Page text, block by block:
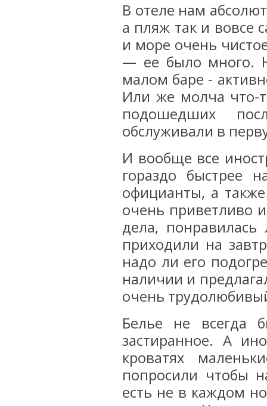
В отеле нам
а пляж так и вовсе
и море очень
— ее было много.
малом баре -
Или же молча что-
подошедших
обслуживали в
И вообще все
гораздо быстрее
официанты, а
очень приветливо
дела,
приходили на
надо ли его
наличии и
очень
Белье не всегда
застиранное. А
кроватях
попросили чтобы
есть не в каждом